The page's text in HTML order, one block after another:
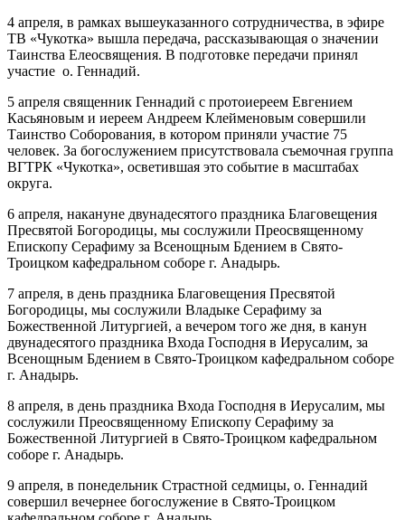
4 апреля, в рамках вышеуказанного сотрудничества, в эфире
ТВ «Чукотка» вышла передача, рассказывающая о значении
Таинства Елеосвящения. В подготовке передачи принял
участие о. Геннадий.
5 апреля священник Геннадий с протоиереем Евгением
Касьяновым и иереем Андреем Клейменовым совершили
Таинство Соборования, в котором приняли участие 75
человек. За богослужением присутствовала съемочная группа
ВГТРК «Чукотка», осветившая это событие в масштабах
округа.
6 апреля, накануне двунадесятого праздника Благовещения
Пресвятой Богородицы, мы сослужили Преосвященному
Епископу Серафиму за Всенощным Бдением в Свято-
Троицком кафедральном соборе г. Анадырь.
7 апреля, в день праздника Благовещения Пресвятой
Богородицы, мы сослужили Владыке Серафиму за
Божественной Литургией, а вечером того же дня, в канун
двунадесятого праздника Входа Господня в Иерусалим, за
Всенощным Бдением в Свято-Троицком кафедральном соборе
г. Анадырь.
8 апреля, в день праздника Входа Господня в Иерусалим, мы
сослужили Преосвященному Епископу Серафиму за
Божественной Литургией в Свято-Троицком кафедральном
соборе г. Анадырь.
9 апреля, в понедельник Страстной седмицы, о. Геннадий
совершил вечернее богослужение в Свято-Троицком